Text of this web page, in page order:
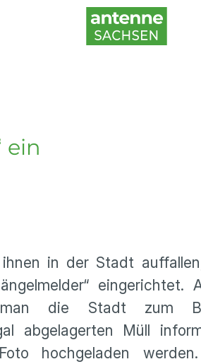
ein
in der Stadt
eingerichtet.
die Stadt zum
abgelagerten Müll
hochgeladen